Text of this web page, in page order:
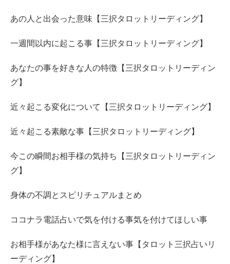
あの人と出会った意味【三択タロットリーディング】
一週間以内に起こる事【三択タロットリーディング】
あなたの事を好きな人の特徴【三択タロットリーディン
グ】
近々起こる変化について【三択タロットリーディング】
近々起こる素敵な事【三択タロットリーディング】
今この瞬間お相手様の気持ち【三択タロットリーディン
グ】
身体の不調とスピリチュアルまとめ
ココナラ電話占いで気を付ける事気を付けてほしい事
お相手様があなた様に言えない事【タロット三択占いリ
ーディング】